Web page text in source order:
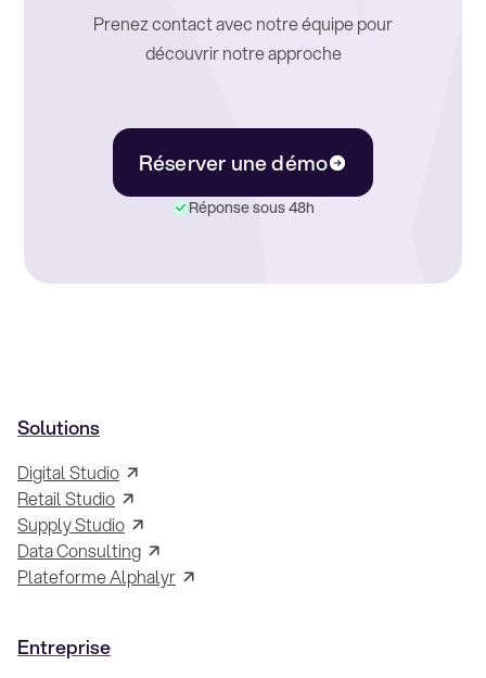
Prenez contact avec notre équipe pour
découvrir notre approche
Réserver une démo
Réponse sous 48h
Solutions
Digital Studio
Retail Studio
Supply Studio
Data Consulting
Plateforme Alphalyr
Entreprise